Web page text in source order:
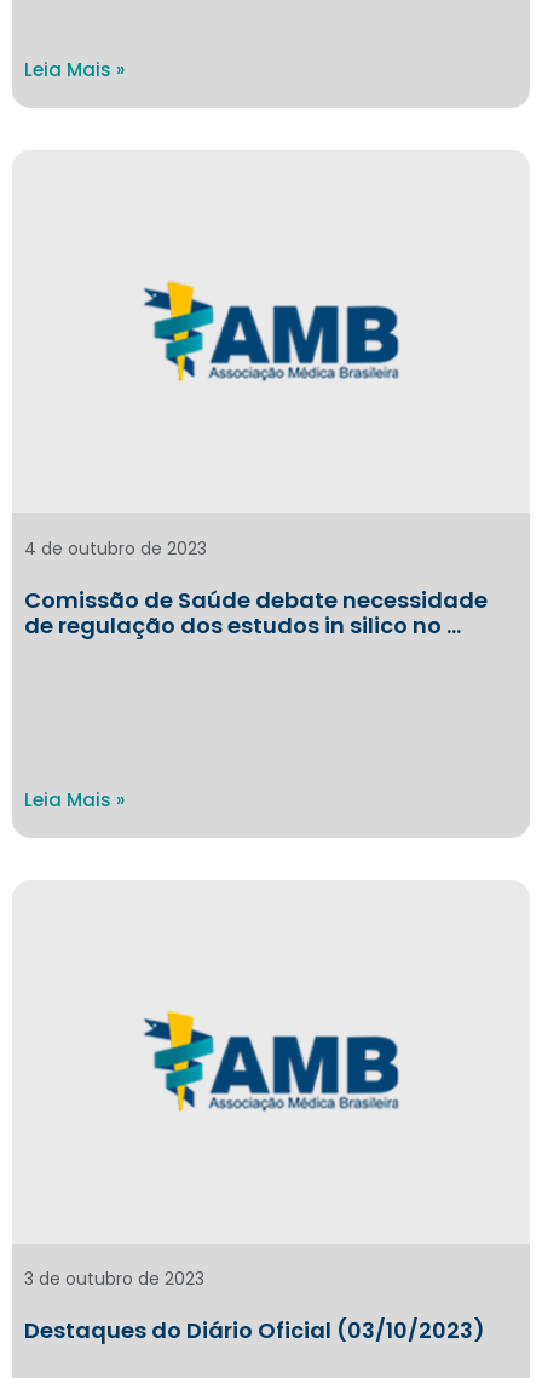
Leia Mais »
Comissão de Saúde debate necessidade
de regulação dos estudos in silico no …
4 de outubro de 2023
Leia Mais »
Destaques do Diário Oficial (03/10/2023)
3 de outubro de 2023